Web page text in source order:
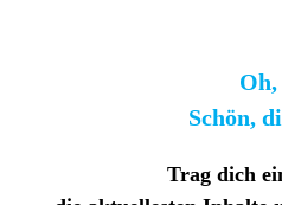
Schön,
Trag dich